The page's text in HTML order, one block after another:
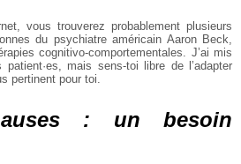
vous trouverez probablement plusieurs
du psychiatre américain Aaron Beck,
cognitivo-comportementales. J’ai mis
mais sens-toi libre de l’adapter
pertinent pour toi.
: un besoin